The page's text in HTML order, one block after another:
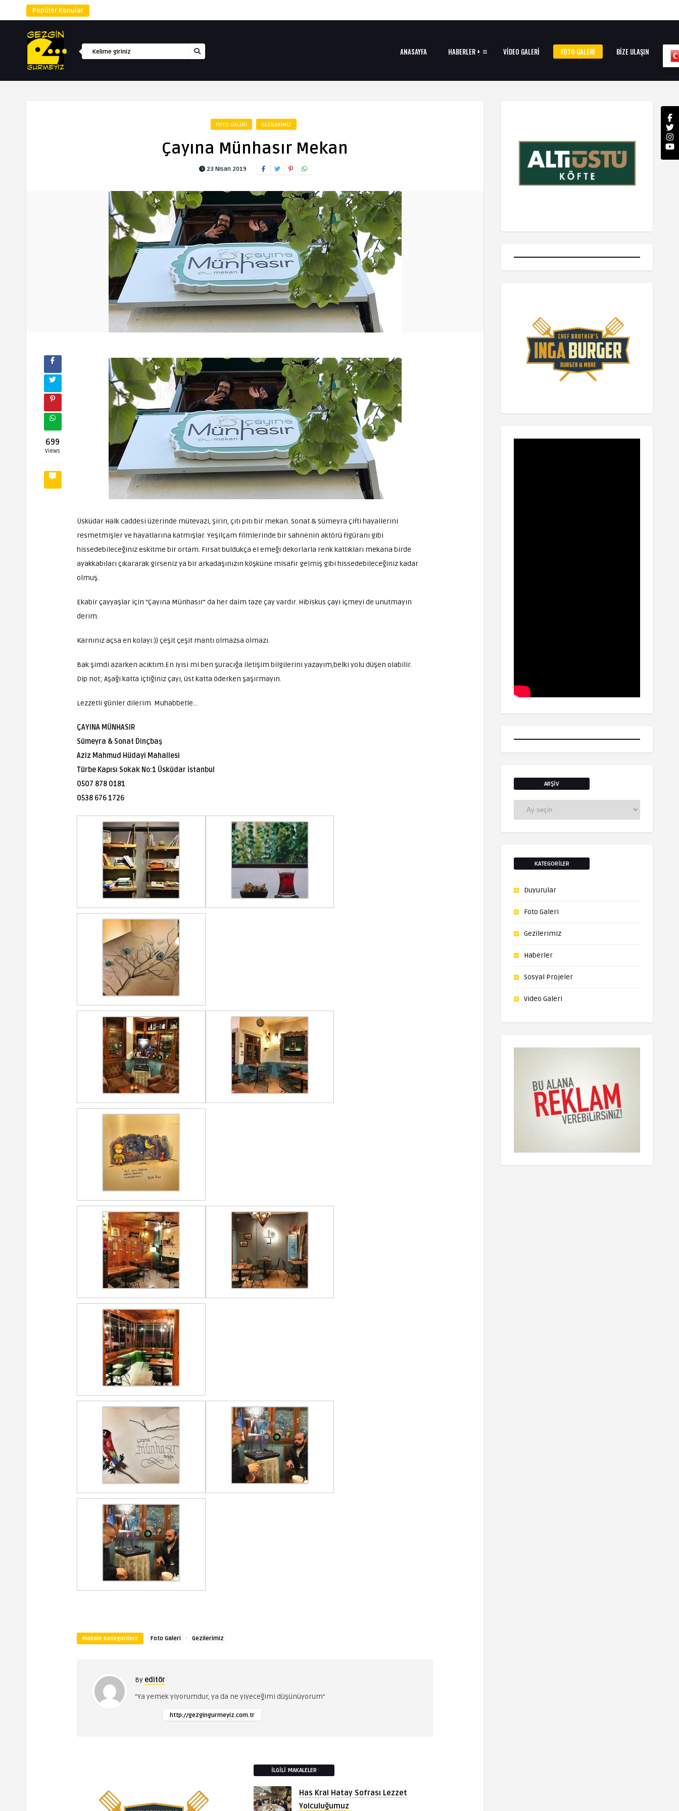
Popüler Konular
ANASAYFA HABERLER + VIDEO GALERI FOTO GALERI BIZE ULAŞIN
FOTO GALERI GEZILERIMIZ
Çayına Münhasır Mekan
23 Nisan 2019
699
Views
Üsküdar Halk caddesi üzerinde mütevazi, şirin, çıtı pıtı bir mekan. Sonat & Sümeyra çifti hayallerini
resmetmişler ve hayatlarına katmışlar. Yeşilçam filmlerinde bir sahnenin aktörü figüranı gibi
hissedebileceğiniz eskitme bir ortam. Fırsat buldukça el emeği dekorlarla renk kattıkları mekana birde
ayakkabıları çıkararak girseniz ya bir arkadaşınızın köşküne misafir gelmiş gibi hissedebileceğiniz kadar
olmuş.
Ekabir çayyaşlar için “Çayına Münhasır” da her daim taze çay vardır. Hibiskus çayı içmeyi de unutmayın
derim.
Karnınız açsa en kolayı:)) çeşit çeşit mantı olmazsa olmazı.
Bak şimdi azarken acıktım.En iyisi mi ben şuracığa iletişim bilgilerini yazayım,belki yolu düşen olabilir.
Dip not; Aşağı katta içtiğiniz çayı, üst katta öderken şaşırmayın.
Lezzetli günler dilerim. Muhabbetle…
ÇAYINA MÜNHASIR
Sümeyra & Sonat Dinçbaş
Aziz Mahmud Hüdayi Mahallesi
Türbe Kapısı Sokak No:1 Üsküdar İstanbul
0507 878 0181
0538 676 1726
Makale Kategorileri: Foto Galeri · Gezilerimiz
By editör
"Ya yemek yiyorumdur, ya da ne yiyeceğimi düşünüyorum"
http://gezgingurmeyiz.com.tr
İLGILI MAKALELER
Has Kral Hatay Sofrası Lezzet
Yolculuğumuz
ARŞIV
KATEGORILER
Duyurular
Foto Galeri
Gezilerimiz
Haberler
Sosyal Projeler
Video Galeri